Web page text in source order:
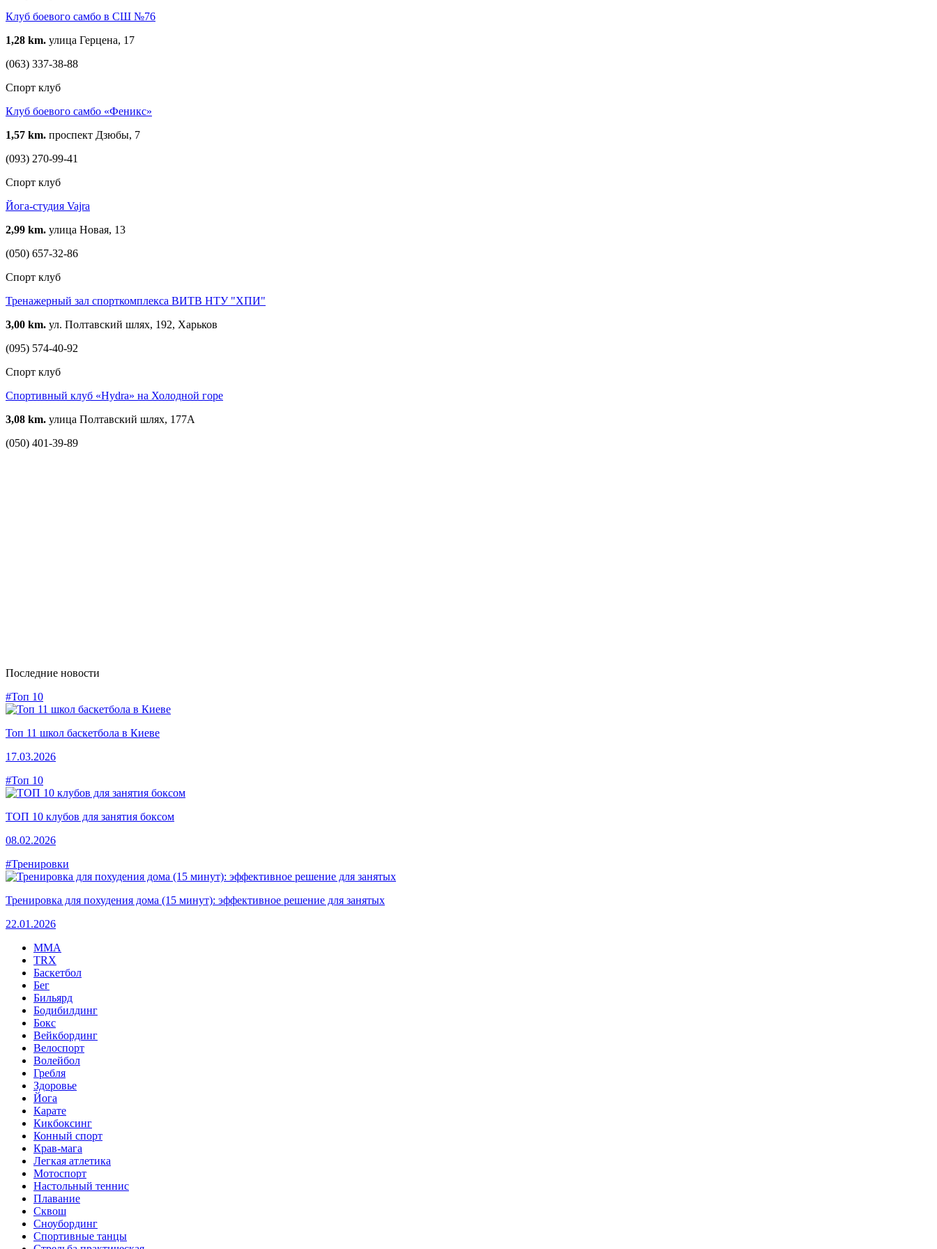
Клуб боевого самбо в СШ №76
1,28 km. улица Герцена, 17
(063) 337-38-88
Спорт клуб
Клуб боевого самбо «Феникс»
1,57 km. проспект Дзюбы, 7
(093) 270-99-41
Спорт клуб
Йога-студия Vajra
2,99 km. улица Новая, 13
(050) 657-32-86
Спорт клуб
Тренажерный зал спорткомплекса ВИТВ НТУ "ХПИ"
3,00 km. ул. Полтавский шлях, 192, Харьков
(095) 574-40-92
Спорт клуб
Спортивный клуб «Hydra» на Холодной горе
3,08 km. улица Полтавский шлях, 177А
(050) 401-39-89
Последние новости
#Топ 10
Топ 11 школ баскетбола в Киеве
17.03.2026
#Топ 10
ТОП 10 клубов для занятия боксом
08.02.2026
#Тренировки
Тренировка для похудения дома (15 минут): эффективное решение для занятых
22.01.2026
MMA
TRX
Баскетбол
Бег
Бильярд
Бодибилдинг
Бокс
Вейкбординг
Велоспорт
Волейбол
Гребля
Здоровье
Йога
Карате
Кикбоксинг
Конный спорт
Крав-мага
Легкая атлетика
Мотоспорт
Настольный теннис
Плавание
Сквош
Сноубординг
Спортивные танцы